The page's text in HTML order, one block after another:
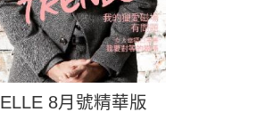
ELLE 8月號精華版